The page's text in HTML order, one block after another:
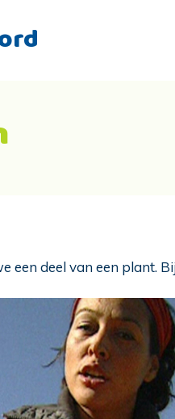
een deel van een plant.